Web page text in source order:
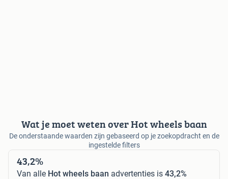
Wat je moet weten over Hot wheels baan
De onderstaande waarden zijn gebaseerd op je zoekopdracht en de
ingestelde filters
43,2%
Van alle Hot wheels baan advertenties is 43,2%